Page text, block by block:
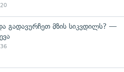
გადავურჩეთ მზის სიკვდილს? —